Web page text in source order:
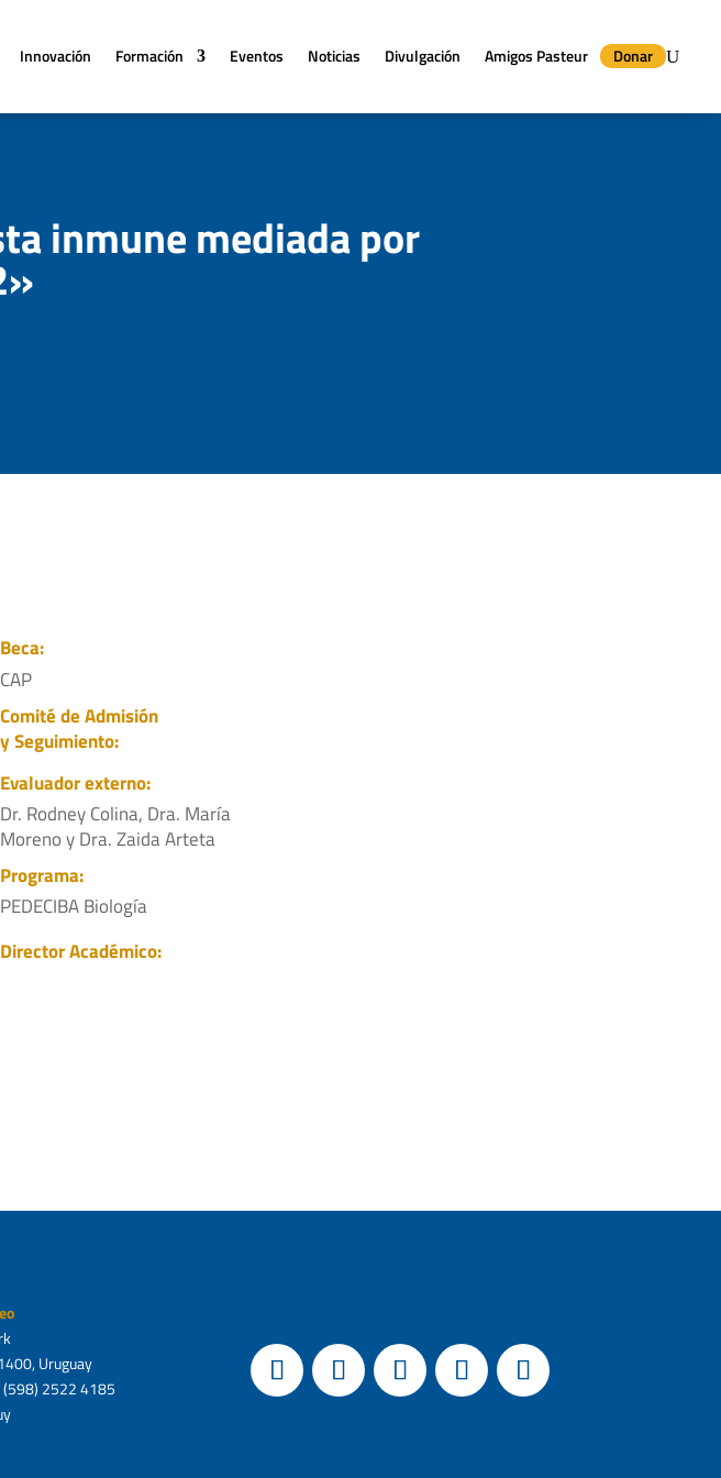
Innovación Formación Eventos Noticias Divulgación Amigos Pasteur Donar
inmune mediada por
Beca:
CAP
Comité de Admisión
y Seguimiento:
Evaluador externo:
Dr. Rodney Colina, Dra. María
Moreno y Dra. Zaida Arteta
Programa:
PEDECIBA Biología
Director Académico:
Uruguay
(598) 2522 4185